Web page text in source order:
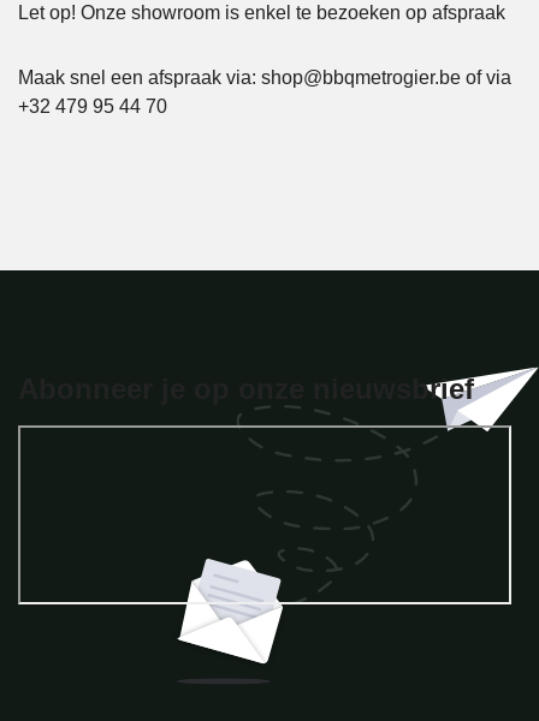
Let op! Onze showroom is enkel te bezoeken op afspraak
Maak snel een afspraak via: shop@bbqmetrogier.be of via
+32 479 95 44 70
Abonneer je op onze nieuwsbrief